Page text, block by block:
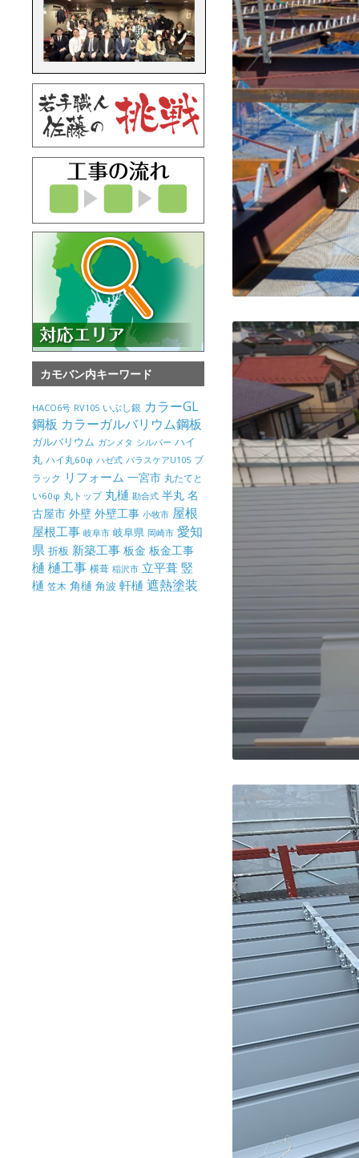
カモバン内キーワード
HACO6号 RV105 いぶし銀 カラーGL
鋼板 カラーガルバリウム鋼板
ガルバリウム ガンメタ シルバー ハイ
丸 ハイ丸60φ ハゼ式 パラスケアU105 ブ
ラック リフォーム 一宮市 丸たてと
い60φ 丸トップ 丸樋 勘合式 半丸 名
古屋市 外壁 外壁工事 小牧市 屋根
屋根工事 岐阜市 岐阜県 岡崎市 愛知
県 折板 新築工事 板金 板金工事
樋 樋工事 横葺 稲沢市 立平葺 竪
樋 笠木 角樋 角波 軒樋 遮熱塗装